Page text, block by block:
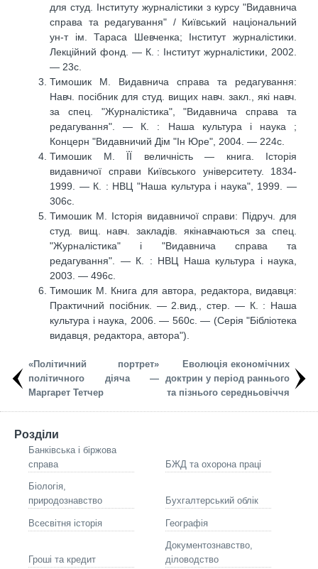
для студ. Інституту журналістики з курсу "Видавнича
справа та редагування" / Київський національний
ун-т ім. Тараса Шевченка; Інститут журналістики.
Лекційний фонд. — К. : Інститут журналістики, 2002.
— 23с.
Тимошик М. Видавнича справа та редагування:
Навч. посібник для студ. вищих навч. закл., які навч.
за спец. "Журналістика", "Видавнича справа та
редагування". — К. : Наша культура і наука ;
Концерн "Видавничий Дім "Ін Юре", 2004. — 224с.
Тимошик М. ЇЇ величність — книга. Історія
видавничої справи Київського університету. 1834-
1999. — К. : НВЦ "Наша культура і наука", 1999. —
306с.
Тимошик М. Історія видавничої справи: Підруч. для
студ. вищ. навч. закладів. якінавчаються за спец.
"Журналістика" і "Видавнича справа та
редагування". — К. : НВЦ Наша культура і наука,
2003. — 496с.
Тимошик М. Книга для автора, редактора, видавця:
Практичний посібник. — 2.вид., стер. — К. : Наша
культура і наука, 2006. — 560с. — (Серія "Бібліотека
видавця, редактора, автора").
«Політичний портрет»
політичного діяча —
Маргарет Тетчер
Еволюція економічних
доктрин у період раннього
та пізнього середньовіччя
Розділи
Банківська і біржова
справа
БЖД та охорона праці
Біологія,
природознавство
Бухгалтерський облік
Всесвітня історія Географія
Гроші та кредит
Документознавство,
діловодство